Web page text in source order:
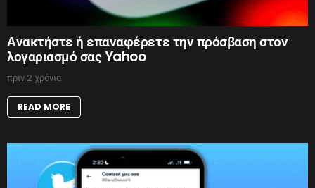
Ανακτήστε ή επαναφέρετε την πρόσβαση στον
λογαριασμό σας Yahoo
πριν 2 χρόνια
READ MORE